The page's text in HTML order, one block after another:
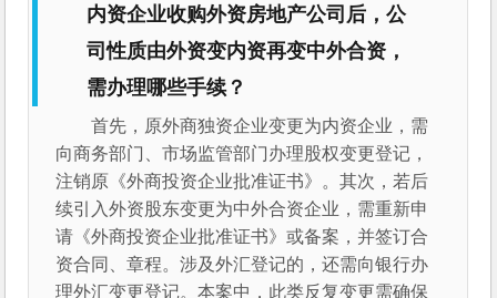
内资企业收购外资房地产公司后，公
司性质由外资变内资再变中外合资，
需办理哪些手续？
首先，原外商独资企业变更为内资企业，需
向商务部门、市场监管部门办理股权变更登记，
注销原《外商投资企业批准证书》。其次，若后
续引入外资股东变更为中外合资企业，需重新申
请《外商投资企业批准证书》或备案，并签订合
资合同、章程。涉及外汇登记的，还需向银行办
理外汇变更登记。本案中，此类反复变更需确保